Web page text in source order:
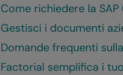
Come richiedere la
Gestisci i documenti
Domande frequenti
Factorial semplifica i